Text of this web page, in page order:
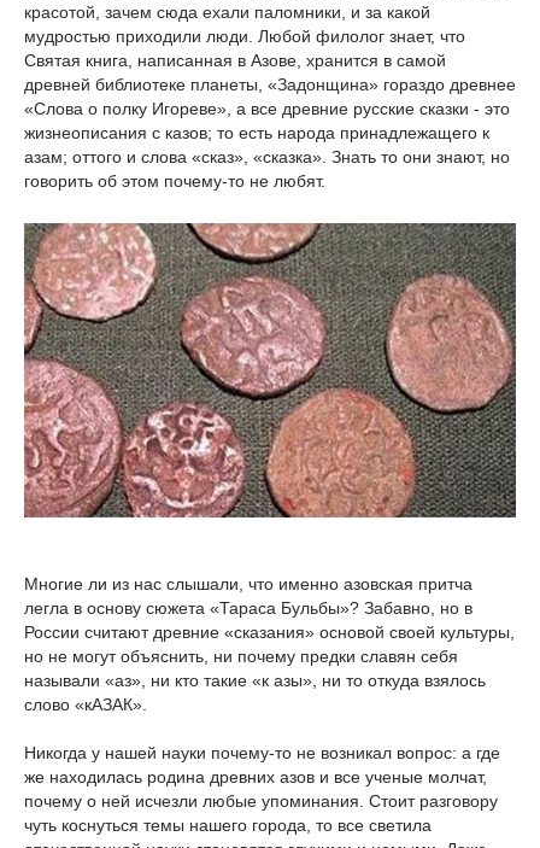
красотой, зачем сюда ехали паломники, и за какой
мудростью приходили люди. Любой филолог знает, что
Святая книга, написанная в Азове, хранится в самой
древней библиотеке планеты, «Задонщина» гораздо древнее
«Слова о полку Игореве», а все древние русские сказки - это
жизнеописания с казов; то есть народа принадлежащего к
азам; оттого и слова «сказ», «сказка». Знать то они знают, но
говорить об этом почему-то не любят.
Многие ли из нас слышали, что именно азовская притча
легла в основу сюжета «Тараса Бульбы»? Забавно, но в
России считают древние «сказания» основой своей культуры,
но не могут объяснить, ни почему предки славян себя
называли «аз», ни кто такие «к азы», ни то откуда взялось
слово «кАЗАК».
Никогда у нашей науки почему-то не возникал вопрос: а где
же находилась родина древних азов и все ученые молчат,
почему о ней исчезли любые упоминания. Стоит разговору
чуть коснуться темы нашего города, то все светила